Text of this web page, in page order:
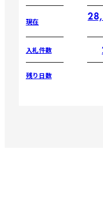
現在
入札件数
残り日数